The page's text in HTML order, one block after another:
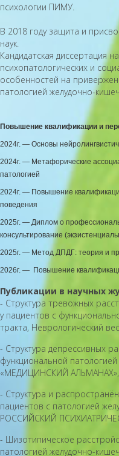
психологии ПИМУ.
В 2018 году защита и
наук.
Кандидатская диссертация
психопатологических и
особенностей на
патологией желудочно-
Повышение квалификации и
2024г. — Основы
2024г. — Метафорические
патологией
2024г. — Повышение
поведения
2025г. — Диплом о
консультирование
2025г. — Метод ДПДГ: теория и
2026г. — Повышение
Публикации в научных
- Структура тревожных
у пациентов с
тракта, Неврологический
- Структура депрессивных
функциональной
«МЕДИЦИНСКИЙ
- Структура и
пациентов с патологией
РОССИЙСКИЙ
- Шизотипическое
патологией желудочно-